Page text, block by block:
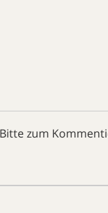
Bitte zum